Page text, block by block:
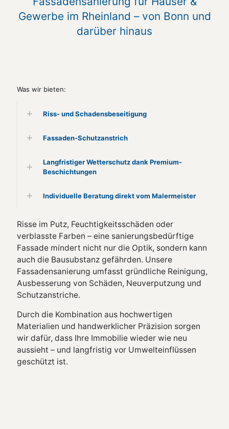
Gewerbe im Rheinland – von Bonn und
darüber hinaus
Was wir bieten:
Riss- und Schadensbeseitigung
Fassaden-Schutzanstrich
Langfristiger Wetterschutz dank Premium-
Beschichtungen
Individuelle Beratung direkt vom Malermeister
Risse im Putz, Feuchtigkeitsschäden oder
verblasste Farben – eine sanierungsbedürftige
Fassade mindert nicht nur die Optik, sondern kann
auch die Bausubstanz gefährden. Unsere
Fassadensanierung umfasst gründliche Reinigung,
Ausbesserung von Schäden, Neuverputzung und
Schutzanstriche.
Durch die Kombination aus hochwertigen
Materialien und handwerklicher Präzision sorgen
wir dafür, dass Ihre Immobilie wieder wie neu
aussieht – und langfristig vor Umwelteinflüssen
geschützt ist.